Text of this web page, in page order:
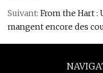
Suivant: From the Hart :
mangent encore des